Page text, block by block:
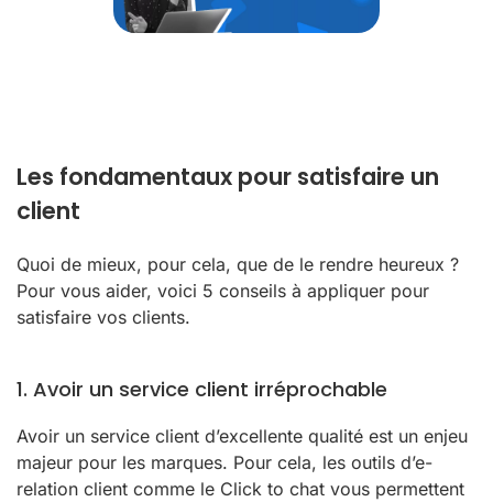
Les fondamentaux pour satisfaire un
client
Quoi de mieux, pour cela, que de le rendre heureux ?
Pour vous aider, voici 5 conseils à appliquer pour
satisfaire vos clients.
1. Avoir un service client irréprochable
Avoir un service client d’excellente qualité est un enjeu
majeur pour les marques. Pour cela, les outils d’e-
relation client comme le Click to chat vous permettent